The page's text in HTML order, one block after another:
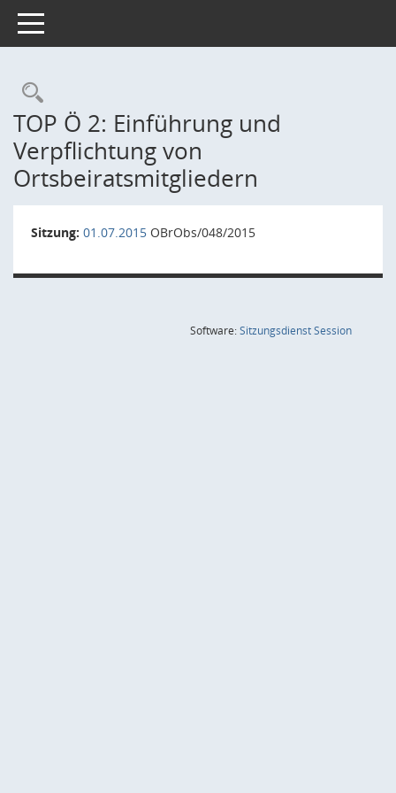
Toggle navigation
Rechercheauswahl
TOP Ö 2: Einführung und
Verpflichtung von
Ortsbeiratsmitgliedern
Sitzung: 01.07.2015 OBrObs/048/2015
Software:SitzungsdienstSession(Wird in